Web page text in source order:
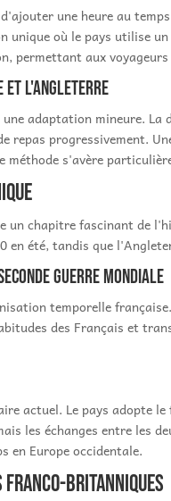
une heure au
où le pays utilise
permettant aux
et l'Angleterre
adaptation mineure.
repas progressivement.
s'avère
chapitre fascinant de
été, tandis que
Guerre mondiale
temporelle
des Français et
actuel. Le pays adopte
les échanges entre les
en Europe occidentale.
franco-britanniques